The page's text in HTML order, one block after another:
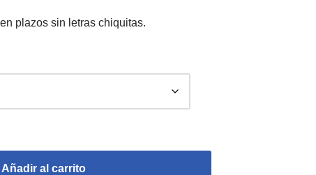
Añadir al carrito